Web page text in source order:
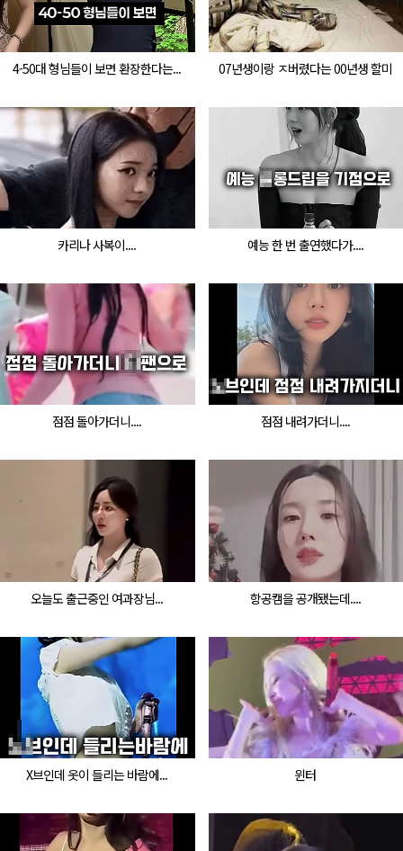
4-50대 형님들이 보면 환장한다는... 07년생이랑 ㅈ버렸다는 00년생 할미
카리나 사복이.... 예능 한 번 출연했다가....
점점 돌아가더니.... 점점 내려가더니....
오늘도 출근중인 여과장님... 항공캠을 공개됐는데....
X브인데 옷이 들리는 바람에... 윈터